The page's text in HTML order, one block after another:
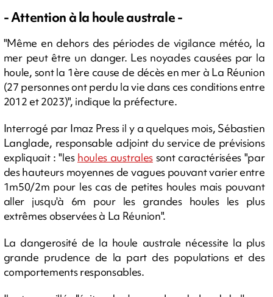
- Attention à la houle australe -
"Même en dehors des périodes de vigilance météo, la
mer peut être un danger. Les noyades causées par la
houle, sont la 1ère cause de décès en mer à La Réunion
(27 personnes ont perdu la vie dans ces conditions entre
2012 et 2023)", indique la préfecture.
Interrogé par Imaz Press il y a quelques mois, Sébastien
Langlade, responsable adjoint du service de prévisions
expliquait : "les houles australessont caractérisées "par
des hauteurs moyennes de vagues pouvant varier entre
1m50/2m pour les cas de petites houles mais pouvant
aller jusqu'à 6m pour les grandes houles les plus
extrêmes observées à La Réunion".
La dangerosité de la houle australe nécessite la plus
grande prudence de la part des populations et des
comportements responsables.